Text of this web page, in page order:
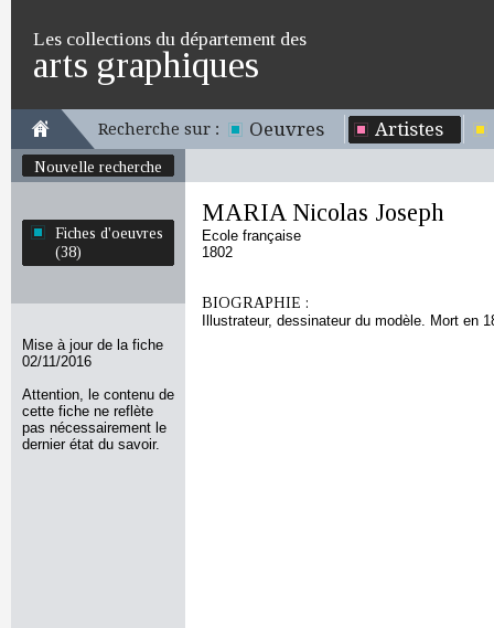
Les collections du département des
arts graphiques
Recherche sur : Oeuvres Artistes
Nouvelle recherche
Fiches d'oeuvres
(38)
Mise à jour de la fiche
02/11/2016
Attention, le contenu de
cette fiche ne reflète
pas nécessairement le
dernier état du savoir.
MARIA Nicolas Joseph
Ecole française
1802
BIOGRAPHIE :
Illustrateur, dessinateur du modèle. Mort en